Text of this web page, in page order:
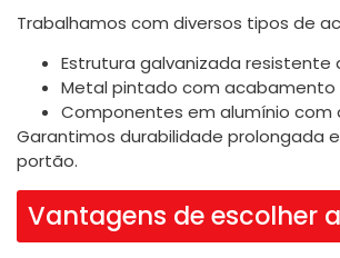
Trabalhamos com diversos tipos de
Estrutura galvanizada resistente
Metal pintado com acabamento
Componentes em alumínio com
Garantimos durabilidade prolongada
portão.
Vantagens de escolher